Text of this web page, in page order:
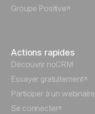
Deutsch
Groupe Positive
Actions rapides
Découvrir noCRM
Essayer gratuitement
Participer à un webinaire
Se connecter